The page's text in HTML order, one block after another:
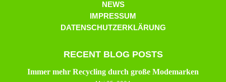
NEWS
IMPRESSUM
DATENSCHUTZERKLÄRUNG
RECENT BLOG POSTS
Immer mehr Recycling durch große Modemarken